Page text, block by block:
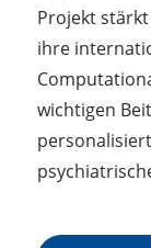
Projekt
ihre
wichtigen